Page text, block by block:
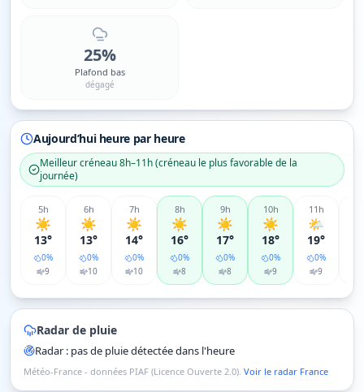
25%
Plafond bas
dégagé
Aujourd’hui heure par heure
Meilleur créneau8h–11h(créneau le plus favorable de la
journée)
5h
☀️
13°
0%
9
6h
☀️
13°
0%
10
7h
☀️
14°
0%
10
8h
☀️
16°
0%
8
9h
☀️
17°
0%
8
10h
☀️
18°
0%
9
11 h
🌤️
19°
0%
9
Radar de pluie
Radar : pas de pluie détectée dans l'heure
Météo-France - données PIAF (Licence Ouverte 2.0). Voir le radar France